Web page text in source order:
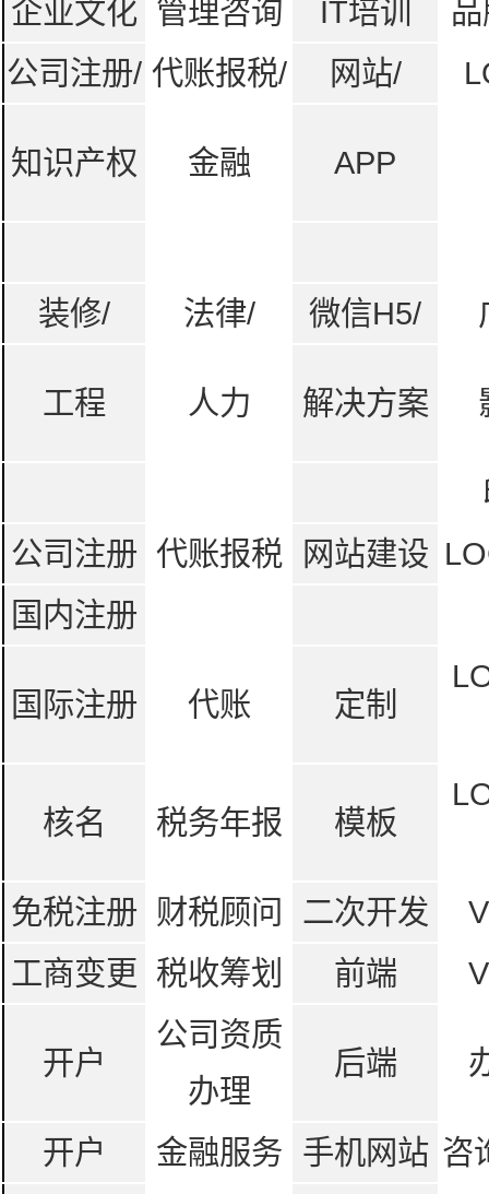
企业文化 管理咨询 IT培训
公司注册/ 代账报税/ 网站/
知识产权 金融 APP
装修/ 法律/ 微信H5/
工程 人力 解决方案
公司注册 代账报税 网站建设
国内注册
国际注册 代账 定制
核名 税务年报 模板
免税注册 财税顾问 二次开发
工商变更
税收筹划 前端
开户
公司资质
办理
后端
开户 金融服务 手机网站 咨